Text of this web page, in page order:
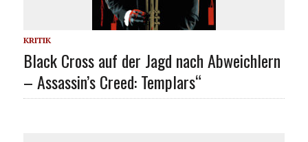
KRITIK
Black Cross auf der Jagd nach Abweichlern
– Assassin’s Creed: Templars“